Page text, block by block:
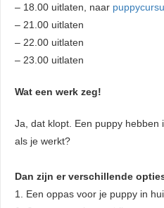
– 18.00 uitlaten, naar
– 21.00 uitlaten
– 22.00 uitlaten
– 23.00 uitlaten
Wat een werk zeg!
Ja, dat klopt. Een puppy hebben
als je werkt?
Dan zijn er verschillende
1. Een oppas voor je puppy in